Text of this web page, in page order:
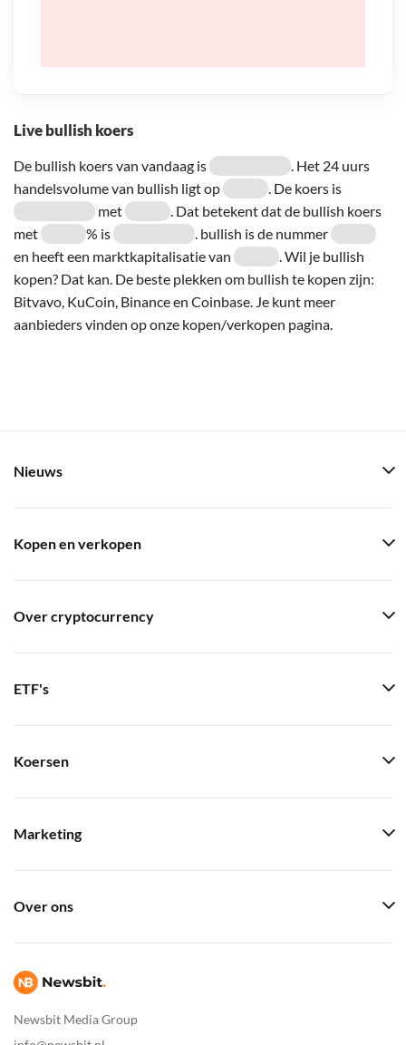
Live bullish koers
De bullish koers van vandaag is
. Het 24 uurs
handelsvolume van bullish ligt op
. De koers is
met
. Dat betekent dat de bullish koers
met
% is
. bullish is de nummer
en heeft een marktkapitalisatie van
. Wil je bullish
kopen? Dat kan. De beste plekken om bullish te kopen zijn:
Bitvavo, KuCoin, Binance en Coinbase. Je kunt meer
aanbieders vinden op onze kopen/verkopen pagina.
Newsbit Media Group
Nieuws
Kopen en verkopen
Over cryptocurrency
ETF's
Koersen
Marketing
Over ons